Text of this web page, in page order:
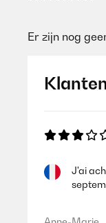
Er zijn nog
J'ai